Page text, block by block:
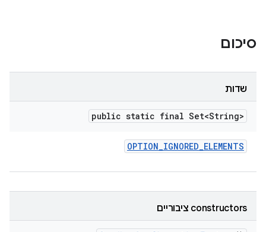
סיכום
שדות
public static final Set<String>
OPTION_IGNORED_ELEMENTS
‫constructors ציבוריים